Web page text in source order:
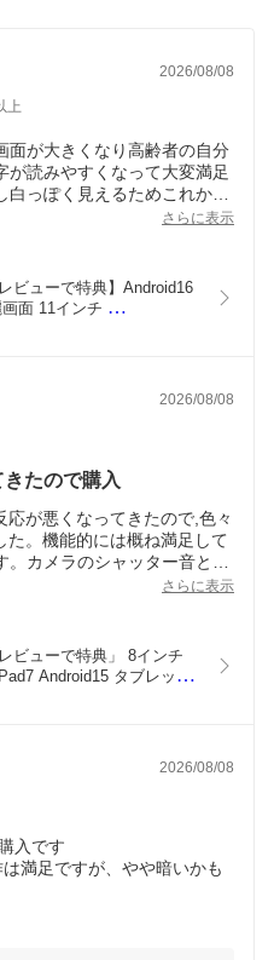
2026/08/08
上
面が大きくなり高齢者の自分
が読みやすくなって大変満足
っぽく見えるためこれから
さらに表示
ビューで特典】Android16
面 11インチ
2026/08/08
たので購入
が悪くなってきたので,色々
。機能的には概ね満足して
カメラのシャッター音とピ
ッチした時に大きな音が出る
ないと思います。レビュー
答はありませんでした。
さらに表示
ビューで特典」 8インチ
Android15 タブレット
2026/08/08
入です
満足ですが、やや暗いかも